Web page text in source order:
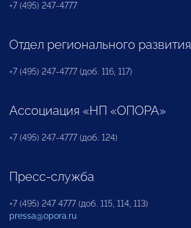
+7 (495) 247-4777
Отдел регионального развития
+7 (495) 247-4777 (доб. 116, 117)
Ассоциация «НП «ОПОРА»
+7 (495) 247-4777 (доб. 124)
Пресс-служба
+7 (495) 247 4777 (доб. 115, 114, 113)
pressa@opora.ru